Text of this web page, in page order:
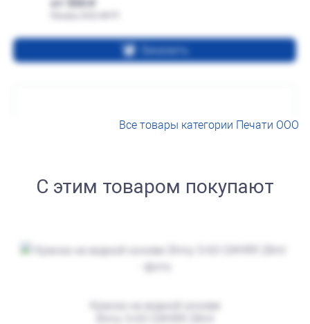
от 550
Заказать
Печать ООО № Р19
Все товары категории Печати ООО
С этим товаром покупают
Краска на водной основе